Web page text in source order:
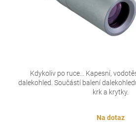
Na dotaz
Kdykoliv po ruce... Kapesní,
dalekohled. Součástí balení
krk a krytky.